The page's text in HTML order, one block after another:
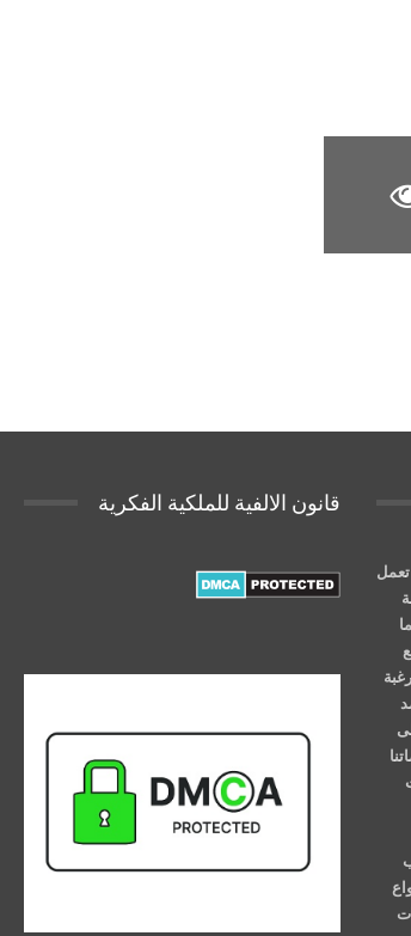
قانون الالفية للملكية الفكرية